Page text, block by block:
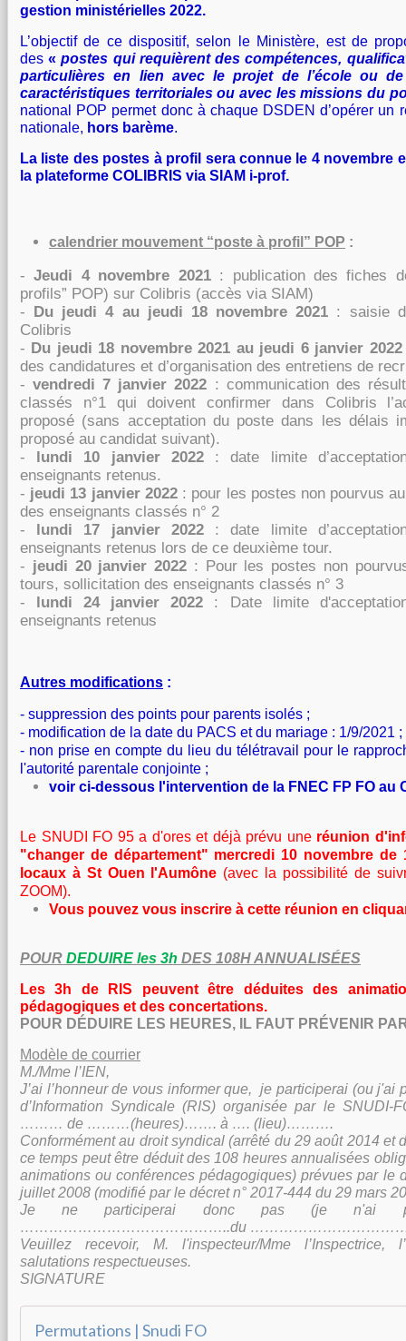
gestion ministérielles 2022.
L’objectif de ce dispositif, selon le Ministère, est de
des«postes qui requièrent des compétences,
particulières en lien avec le projet de l’école ou de
caractéristiques territoriales ou avec les missions du
national POP permet donc à chaque DSDEN d’opérer un
nationale, hors barème.
La liste des postes à profil sera connue le 4 novembre
la plateforme COLIBRIS via SIAM i-prof.
calendrier mouvement “poste à profil” POP :
-Jeudi 4 novembre 2021: publication des fiches
profils” POP) sur Colibris (accès via SIAM)
- Du jeudi 4 au jeudi 18 novembre 2021 : saisie
Colibris
- Du jeudi 18 novembre 2021 au jeudi 6 janvier 2022
des candidatures et d’organisation des entretiens de
-vendredi 7 janvier 2022 : communication des
classés n°1 qui doivent confirmer dans Colibris
proposé (sans acceptation du poste dans les délais
proposé au candidat suivant).
- lundi 10 janvier 2022 :
date limite
enseignants retenus.
- jeudi 13 janvier 2022 : pour les postes non pourvus
des enseignants classés n° 2
- lundi 17 janvier 2022 :
date limite
enseignants retenus lors de ce deuxième tour.
- jeudi 20 janvier 2022 : Pour les postes non
tours, sollicitation des enseignants classés n° 3
-
lundi 24 janvier 2022
: Date limite
enseignants retenus
Autres modifications :
- suppression des points pour parents isolés ;
- modification de la date du PACS et du mariage : 1/9/2021 ;
- non prise en compte du lieu du télétravail pour le
l'autorité parentale conjointe ;
voir ci-dessous l'intervention de la FNEC FP FO au
Le SNUDI FO 95 a d'ores et déjà prévu une réunion
"changer de département" mercredi 10 novembre de
locaux à St Ouen l'Aumône (avec la possibilité de
ZOOM).
Vous pouvez vous inscrire à cette réunion en
POUR DEDUIRE les 3h DES 108H ANNUALISÉES
Les 3h de RIS peuvent être déduites des
pédagogiques et des concertations.
POUR DÉDUIRE LES HEURES, IL FAUT PRÉVENIR
Modèle de courrier
M./Mme l’IEN,
J’ai l’honneur de vous informer que, je participerai (ou j'ai
d’Information Syndicale (RIS) organisée par le
……… de ………(heures)……. à …. (lieu)……….
Conformément au droit syndical (arrêté du 29 août 2014 et
ce temps peut être déduit des 108 heures annualisées
animations ou conférences pédagogiques) prévues par le
juillet 2008 (modifié par le décret n° 2017-444 du 29 mars
Je ne participerai donc pas (je n'ai
……………………………………..du
Veuillez recevoir, M. l'inspecteur/Mme l’Inspectrice,
salutations respectueuses.
SIGNATURE
Permutations | Snudi FO